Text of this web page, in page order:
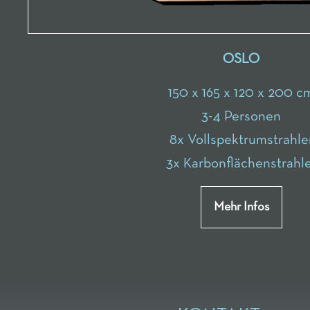
OSLO
150 x 165 x 120 x 200
3-4 Personen
8x
3x
Mehr Infos